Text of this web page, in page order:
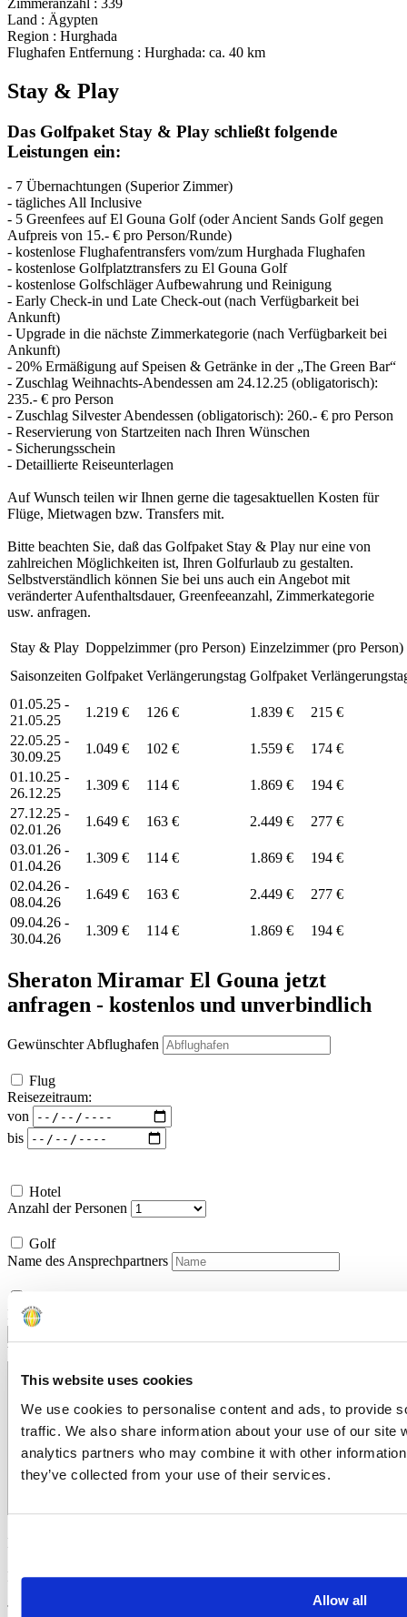
This website uses cookies
We use cookies to personalise content and ads, to provide
traffic. We also share information about your use of our site
analytics partners who may combine it with other
they’ve collected from your use of their services.
Allow all
Land : Ägypten
Region : Hurghada
Flughafen Entfernung : Hurghada: ca. 40 km
Stay & Play
Das Golfpaket Stay & Play schließt folgende
Leistungen ein:
- 7 Übernachtungen (Superior Zimmer)
- tägliches All Inclusive
- 5 Greenfees auf El Gouna Golf (oder Ancient Sands Golf gegen
Aufpreis von 15.- € pro Person/Runde)
- kostenlose Flughafentransfers vom/zum Hurghada Flughafen
- kostenlose Golfplatztransfers zu El Gouna Golf
- kostenlose Golfschläger Aufbewahrung und Reinigung
- Early Check-in und Late Check-out (nach Verfügbarkeit bei
Ankunft)
- Upgrade in die nächste Zimmerkategorie (nach Verfügbarkeit bei
Ankunft)
- 20% Ermäßigung auf Speisen & Getränke in der „The Green Bar“
- Zuschlag Weihnachts-Abendessen am 24.12.25 (obligatorisch):
235.- € pro Person
- Zuschlag Silvester Abendessen (obligatorisch): 260.- € pro Person
- Reservierung von Startzeiten nach Ihren Wünschen
- Sicherungsschein
- Detaillierte Reiseunterlagen
Auf Wunsch teilen wir Ihnen gerne die tagesaktuellen Kosten für
Flüge, Mietwagen bzw. Transfers mit.
Bitte beachten Sie, daß das Golfpaket Stay & Play nur eine von
zahlreichen Möglichkeiten ist, Ihren Golfurlaub zu gestalten.
Selbstverständlich können Sie bei uns auch ein Angebot mit
veränderter Aufenthaltsdauer, Greenfeeanzahl, Zimmerkategorie
usw. anfragen.
Stay & Play Doppelzimmer (pro Person) Einzelzimmer (pro Person)
Saisonzeiten Golfpaket Verlängerungstag Golfpaket
01.05.25 -
21.05.25
1.219 € 126 € 1.839 €
215 €
22.05.25 -
30.09.25
1.049 € 102 € 1.559 €
174 €
01.10.25 -
26.12.25
1.309 € 114 € 1.869 €
194 €
27.12.25 -
02.01.26
1.649 € 163 € 2.449 €
277 €
03.01.26 -
01.04.26
1.309 € 114 € 1.869 €
194 €
02.04.26 -
08.04.26
1.649 € 163 € 2.449 €
277 €
09.04.26 -
30.04.26
1.309 € 114 € 1.869 € 194 €
Sheraton Miramar El Gouna jetzt
anfragen - kostenlos und unverbindlich
Gewünschter Abflughafen
Flug
Reisezeitraum:
von
bis
Hotel
Anzahl der Personen
Golf
Name des Ansprechpartners
Handicaps der Teilnehmer
Weitere Anmerkungen, Besonderheiten oder Wünsche
Email
Fax
Telefonnummer